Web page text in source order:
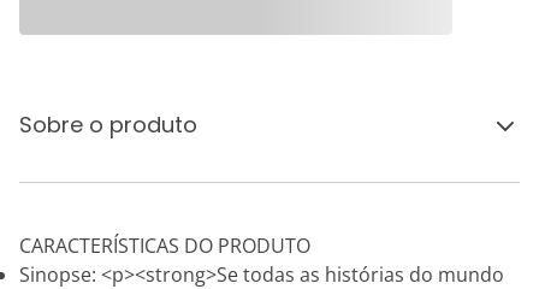
Sobre o produto
CARACTERÍSTICAS DO PRODUTO
Sinopse: <p><strong>Se todas as histórias do mundo